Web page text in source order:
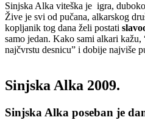
Sinjska Alka viteška je igra,
Žive je svi od pučana, alkarskog
kopljanik tog dana želi postati
samo jedan. Kako sami alkari
najčvrstu desnicu” i dobije najviše
Sinjska Alka 2009.
Sinjska Alka poseban je